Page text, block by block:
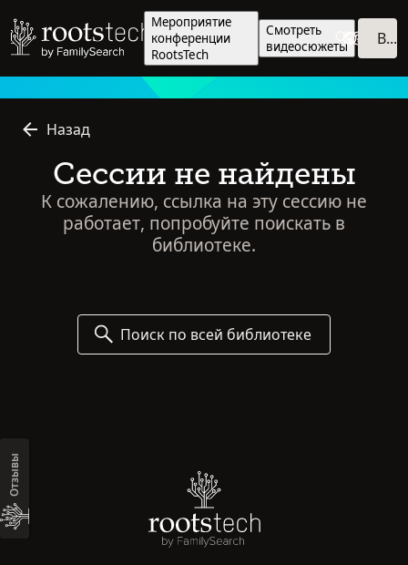
Мероприятие
конференции
RootsTech
Смотреть
видеосюжеты
Войти
Назад
Сессии не найдены
К сожалению, ссылка на эту сессию не
работает, попробуйте поискать в
библиотеке.
Поиск по всей библиотеке
Отзывы